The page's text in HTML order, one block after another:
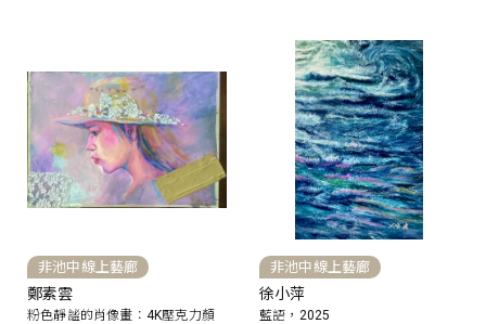
非池中線上藝廊
鄭素雲
粉色靜謐的肖像畫：4K壓克力顏
非池中線上藝廊
徐小萍
藍語，2025